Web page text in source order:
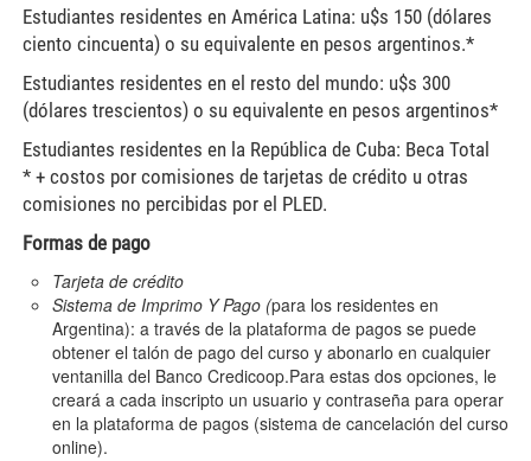
Estudiantes residentes en América Latina: u$s 150 (dólares
ciento cincuenta) o su equivalente en pesos argentinos.*
Estudiantes residentes en el resto del mundo: u$s 300
(dólares trescientos) o su equivalente en pesos argentinos*
Estudiantes residentes en la República de Cuba: Beca Total
* + costos por comisiones de tarjetas de crédito u otras
comisiones no percibidas por el PLED.
Formas de pago
Tarjeta de crédito
Sistema de Imprimo Y Pago (para los residentes en
Argentina): a través de la plataforma de pagos se puede
obtener el talón de pago del curso y abonarlo en cualquier
ventanilla del Banco Credicoop.Para estas dos opciones, le
creará a cada inscripto un usuario y contraseña para operar
en la plataforma de pagos (sistema de cancelación del curso
online).